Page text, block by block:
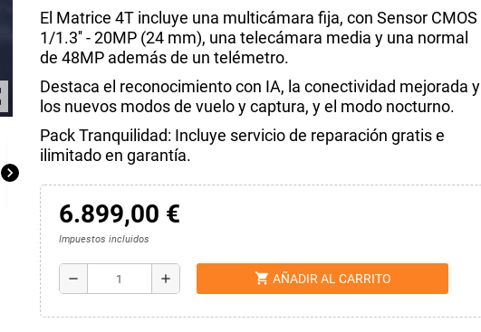
chevron_right
El Matrice 4T incluye una multicámara fija, con Sensor CMOS
1/1.3'' - 20MP (24 mm), una telecámara media y una normal
de 48MP además de un telémetro.
Destaca el reconocimiento con IA, la conectividad mejorada y
los nuevos modos de vuelo y captura, y el modo nocturno.
Pack Tranquilidad: Incluye servicio de reparación gratis e
ilimitado en garantía.
6.899,00 €
Impuestos incluidos
remove add shopping_cart AÑADIR AL CARRITO